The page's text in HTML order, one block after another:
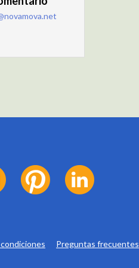
Preguntas frecuentes